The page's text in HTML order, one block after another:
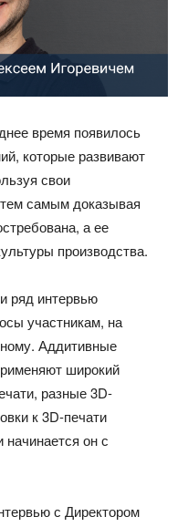
время появилось
которые развивают
свои
самым доказывая
а ее
производства.
ряд интервью
участникам, на
Аддитивные
широкий
разные 3D-
к 3D-печати
он с
с Директором